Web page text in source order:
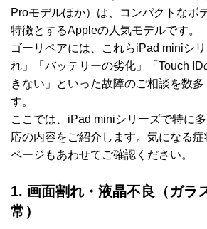
Proモデルほか）は、コンパクトなボ
特徴とするAppleの人気モデルです。
ゴーリペアには、これらiPad miniシ
れ」「バッテリーの劣化」「Touch
きない」といった故障のご相談を数
す。
ここでは、iPad miniシリーズで特に
応の内容をご紹介します。気になる
ページもあわせてご確認ください。
1. 画面割れ・液晶不良（ガラ
常）